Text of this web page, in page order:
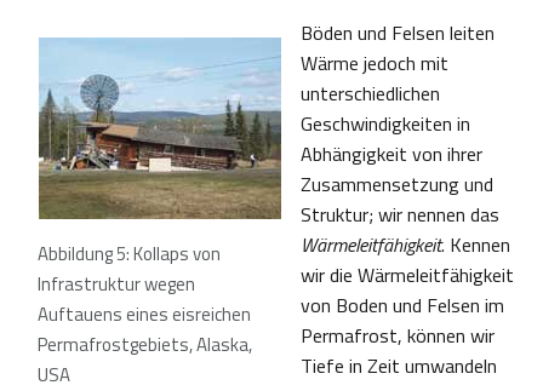
Abbildung 5: Kollaps von
Infrastruktur wegen
Auftauens eines eisreichen
Permafrostgebiets, Alaska,
USA
Böden und Felsen leiten
Wärme jedoch mit
unterschiedlichen
Geschwindigkeiten in
Abhängigkeit von ihrer
Zusammensetzung und
Struktur; wir nennen das
Wärmeleitfähigkeit. Kennen
wir die Wärmeleitfähigkeit
von Boden und Felsen im
Permafrost, können wir
Tiefe in Zeit umwandeln